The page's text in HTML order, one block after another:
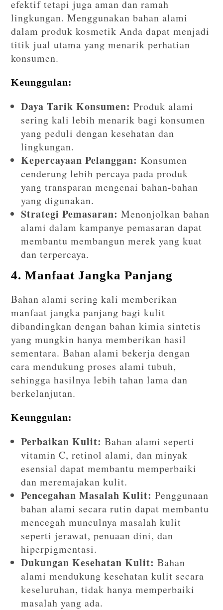
efektif tetapi juga aman dan ramah
lingkungan. Menggunakan bahan alami
dalam produk kosmetik Anda dapat menjadi
titik jual utama yang menarik perhatian
konsumen.
Keunggulan:
Daya Tarik Konsumen: Produk alami
sering kali lebih menarik bagi konsumen
yang peduli dengan kesehatan dan
lingkungan.
Kepercayaan Pelanggan: Konsumen
cenderung lebih percaya pada produk
yang transparan mengenai bahan-bahan
yang digunakan.
Strategi Pemasaran: Menonjolkan bahan
alami dalam kampanye pemasaran dapat
membantu membangun merek yang kuat
dan terpercaya.
4. Manfaat Jangka Panjang
Bahan alami sering kali memberikan
manfaat jangka panjang bagi kulit
dibandingkan dengan bahan kimia sintetis
yang mungkin hanya memberikan hasil
sementara. Bahan alami bekerja dengan
cara mendukung proses alami tubuh,
sehingga hasilnya lebih tahan lama dan
berkelanjutan.
Keunggulan:
Perbaikan Kulit: Bahan alami seperti
vitamin C, retinol alami, dan minyak
esensial dapat membantu memperbaiki
dan meremajakan kulit.
Pencegahan Masalah Kulit: Penggunaan
bahan alami secara rutin dapat membantu
mencegah munculnya masalah kulit
seperti jerawat, penuaan dini, dan
hiperpigmentasi.
Dukungan Kesehatan Kulit: Bahan
alami mendukung kesehatan kulit secara
keseluruhan, tidak hanya memperbaiki
masalah yang ada.